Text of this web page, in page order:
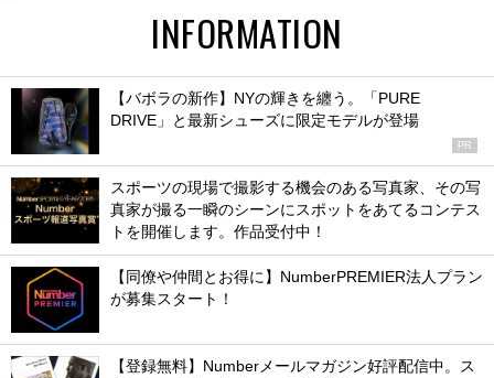
INFORMATION
【バボラの新作】NYの輝きを纏う。「PURE
DRIVE」と最新シューズに限定モデルが登場
PR
スポーツの現場で撮影する機会のある写真家、その写
真家が撮る一瞬のシーンにスポットをあてるコンテス
トを開催します。作品受付中！
【同僚や仲間とお得に】NumberPREMIER法人プラン
が募集スタート！
【登録無料】Numberメールマガジン好評配信中。ス